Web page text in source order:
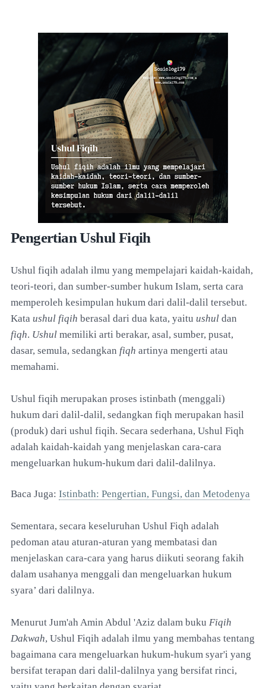
Pengertian Ushul Fiqih
Ushul fiqih adalah ilmu yang mempelajari kaidah-kaidah,
teori-teori, dan sumber-sumber hukum Islam, serta cara
memperoleh kesimpulan hukum dari dalil-dalil tersebut.
Kata ushul fiqih berasal dari dua kata, yaitu ushul dan
fiqh. Ushul memiliki arti berakar, asal, sumber, pusat,
dasar, semula, sedangkan fiqh artinya mengerti atau
memahami.
Ushul fiqih merupakan proses istinbath (menggali)
hukum dari dalil-dalil, sedangkan fiqh merupakan hasil
(produk) dari ushul fiqih. Secara sederhana, Ushul Fiqh
adalah kaidah-kaidah yang menjelaskan cara-cara
mengeluarkan hukum-hukum dari dalil-dalilnya.
Baca Juga: Istinbath: Pengertian, Fungsi, dan Metodenya
Sementara, secara keseluruhan Ushul Fiqh adalah
pedoman atau aturan-aturan yang membatasi dan
menjelaskan cara-cara yang harus diikuti seorang fakih
dalam usahanya menggali dan mengeluarkan hukum
syara’ dari dalilnya.
Menurut Jum'ah Amin Abdul 'Aziz dalam buku Fiqih
Dakwah, Ushul Fiqih adalah ilmu yang membahas tentang
bagaimana cara mengeluarkan hukum-hukum syar'i yang
bersifat terapan dari dalil-dalilnya yang bersifat rinci,